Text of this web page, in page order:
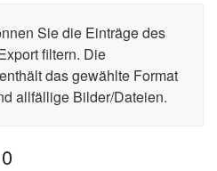
Sie die Einträge des
filtern. Die
das gewählte Format
allfällige Bilder/Dateien.